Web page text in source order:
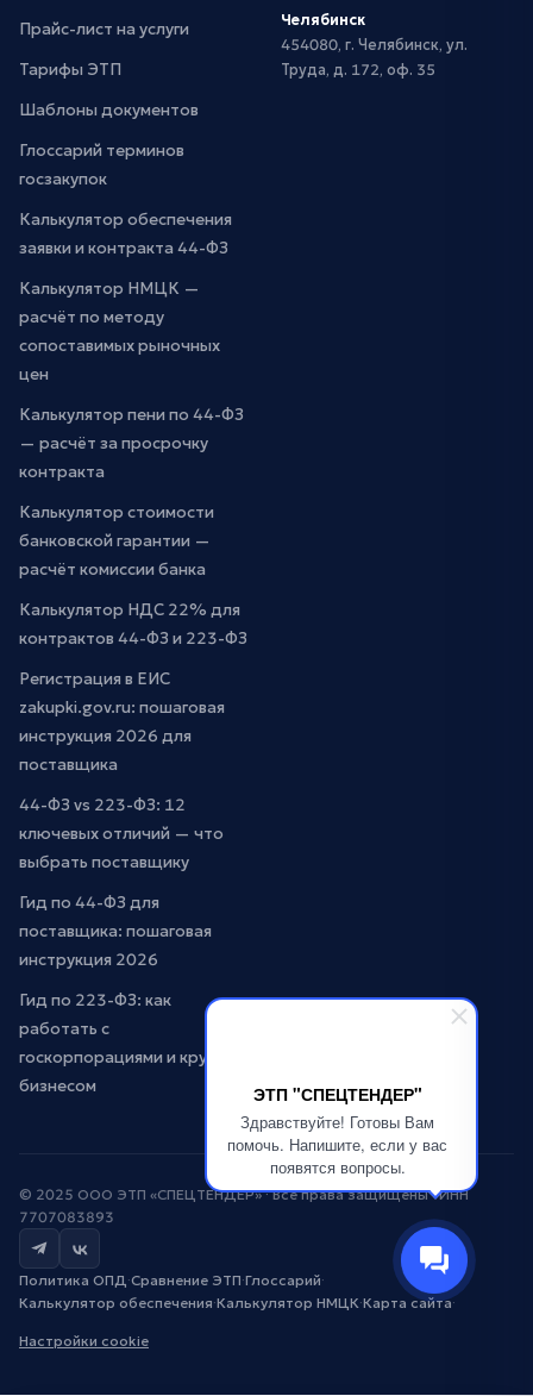
ЭТП "СПЕЦТЕНДЕР"
Здравствуйте! Готовы Вам
помочь. Напишите, если у вас
появятся вопросы.
Прайс-лист на услуги
Тарифы ЭТП
Шаблоны документов
Глоссарий терминов
госзакупок
Калькулятор обеспечения
заявки и контракта 44-ФЗ
Калькулятор НМЦК —
расчёт по методу
сопоставимых рыночных
цен
Калькулятор пени по 44-ФЗ
— расчёт за просрочку
контракта
Калькулятор стоимости
банковской гарантии —
расчёт комиссии банка
Калькулятор НДС 22% для
контрактов 44-ФЗ и 223-ФЗ
Регистрация в ЕИС
zakupki.gov.ru: пошаговая
инструкция 2026 для
поставщика
44-ФЗ vs 223-ФЗ: 12
ключевых отличий — что
выбрать поставщику
Гид по 44-ФЗ для
поставщика: пошаговая
инструкция 2026
Гид по 223-ФЗ: как
работать с
госкорпорациями и крупным
бизнесом
Челябинск
454080, г. Челябинск, ул.
Труда, д. 172, оф. 35
© 2025 ООО ЭТП «СПЕЦТЕНДЕР» · Все права защищены · ИНН
7707083893
Политика ОПД·Сравнение ЭТП·Глоссарий·
Калькулятор обеспечения·Калькулятор НМЦК·Карта сайта·
Настройки cookie